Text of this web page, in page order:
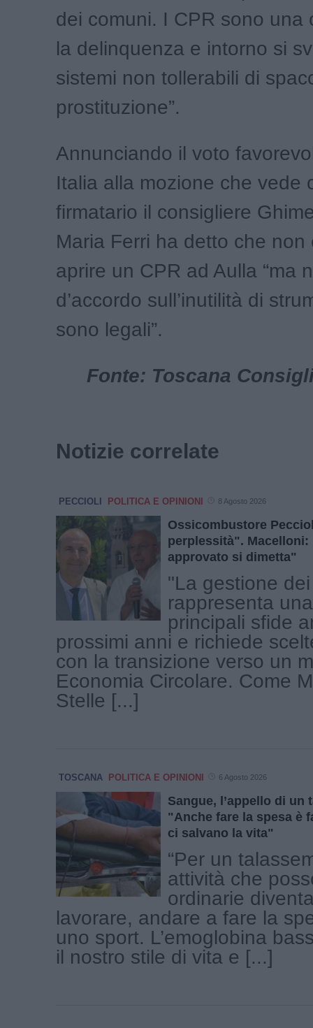
dei comuni. I CPR sono una
la delinquenza e intorno si
sistemi non tollerabili di
prostituzione”.
Annunciando il voto
Italia alla mozione che vede
firmatario il consigliere
Maria Ferri ha detto che non
aprire un CPR ad Aulla “ma
d’accordo sull’inutilità di
sono legali”.
Fonte: Toscana
Notizie correlate
PECCIOLI POLITICA E OPINIONI 8 Agosto 2026
Ossicombustore
perplessità".
approvato si dimetta"
"La gestione
rappresenta
principali sfide
prossimi anni e richiede
con la transizione verso un
Economia Circolare. Come
Stelle [...]
TOSCANA POLITICA E OPINIONI 6 Agosto 2026
Sangue, l’appello di un
"Anche fare la spesa è
ci salvano la vita"
“Per un
attività che
ordinarie
lavorare, andare a fare la
uno sport. L’emoglobina
il nostro stile di vita e [...]